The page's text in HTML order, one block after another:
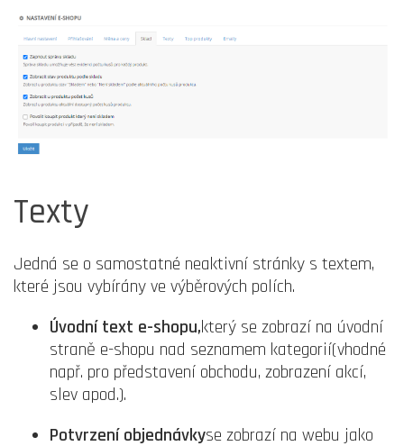
Texty
Jedná se o samostatné neaktivní stránky s textem,
které jsou vybírány ve výběrových polích.
Úvodní text e-shopu,který se zobrazí na úvodní
straně e-shopu nad seznamem kategorií(vhodné
např. pro představení obchodu, zobrazení akcí,
slev apod.).
Potvrzení objednávkyse zobrazí na webu jako